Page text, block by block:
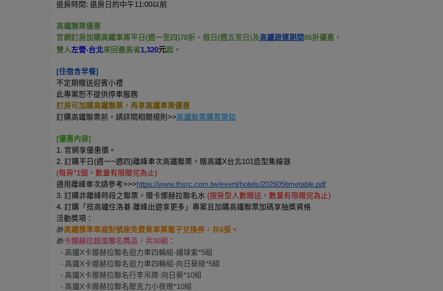
退房時間: 退房日的中午11:00以前
高鐵聯票優惠
官網訂房加購高鐵車票平日(週一至四)78折、假日(週五至日)及高鐵疏運期間85折優惠，
雙人左營-台北來回最高省1,320元起。
[住宿含早餐]
不定期贈送迎賓小禮
此專案恕不提供停車服務
訂房可加購高鐵聯票，再享高鐵車票優惠
訂購高鐵聯票前，請詳閱相關規則>>高鐵聯票購票需知
[優惠內容]
1. 官網享優惠價。
2. 訂購平日(週一~週四)離峰車次高鐵聯票，贈高鐵X台北101造型集線器
(每房*1個，數量有限贈完為止)
適用離峰車次請參考>>>https://www.thsrc.com.tw/event/hotels/202605timetable.pdf
3. 訂購非離峰時段之聯票，贈卡娜赫拉聯名水 (按房型人數贈送，數量有限贈完為止)
4. 訂購「搭高鐵住洛碁 離峰出遊享更多」專案且加購高鐵聯票加碼享抽獎資格
活動獎項：
🎁高鐵標準車廂對號座免費乘車票電子兌換券，共6張。
🎁卡娜赫拉超值聯名獎品，共30組：
- 高鐵X卡娜赫拉聯名迴力車四輛組-繡球紫*5組
- 高鐵X卡娜赫拉聯名迴力車四輛組-向日葵綠*5組
- 高鐵X卡娜赫拉聯名行李吊牌-向日葵*10組
- 高鐵X卡娜赫拉聯名壓克力小夜燈*10組